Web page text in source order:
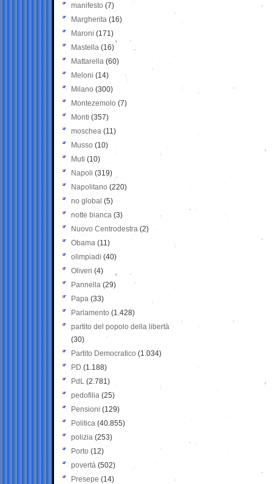
manifesto (7)
Margherita (16)
Maroni (171)
Mastella (16)
Mattarella (60)
Meloni (14)
Milano (300)
Montezemolo (7)
Monti (357)
moschea (11)
Musso (10)
Muti (10)
Napoli (319)
Napolitano (220)
no global (5)
notte bianca (3)
Nuovo Centrodestra (2)
Obama (11)
olimpiadi (40)
Oliveri (4)
Pannella (29)
Papa (33)
Parlamento (1.428)
partito del popolo della libertà
(30)
Partito Democratico (1.034)
PD (1.188)
PdL (2.781)
pedofilia (25)
Pensioni (129)
Politica (40.855)
polizia (253)
Porto (12)
povertà (502)
Presepe (14)